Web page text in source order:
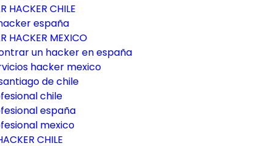
HACKER CHILE
españa
HACKER MEXICO
un hacker en españa
hacker mexico
de chile
chile
españa
mexico
CHILE